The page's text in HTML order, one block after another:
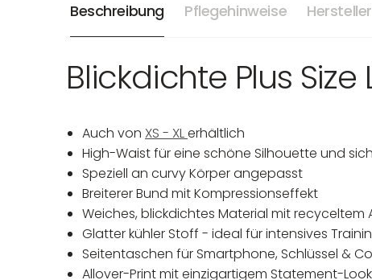
Beschreibung Pflegehinweise
Blickdichte Plus
Auch von XS - XLerhältlich
High-Waist für eine schöne Silhouette und
Speziell an curvy Körper angepasst
Breiterer Bund mit Kompressionseffekt
Weiches, blickdichtes Material mit recyceltem
Glatter kühler Stoff - ideal für intensives
Seitentaschen für Smartphone, Schlüssel &
Allover-Print mit einzigartigem Statement-Look